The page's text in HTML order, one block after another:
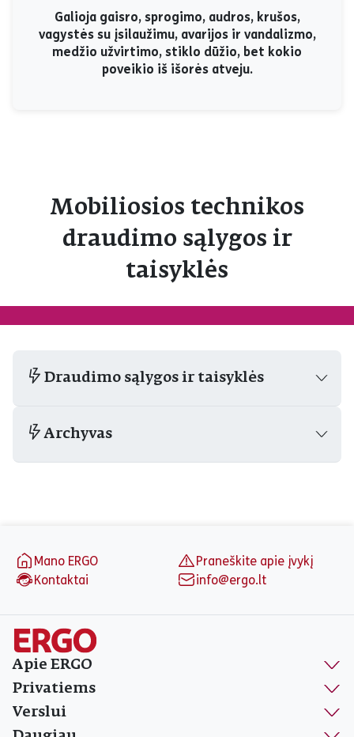
Galioja gaisro, sprogimo, audros, krušos,
vagystės su įsilaužimu, avarijos ir vandalizmo,
medžio užvirtimo, stiklo dūžio, bet kokio
poveikio iš išorės atveju.
Mobiliosios technikos
draudimo sąlygos ir
taisyklės
Draudimo sąlygos ir taisyklės
Archyvas
Mano ERGO
Praneškite apie įvykį
Kontaktai
info@ergo.lt
Apie ERGO
Privatiems
Verslui